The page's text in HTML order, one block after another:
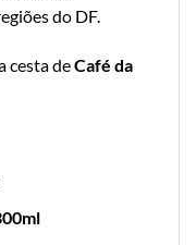
do DF.
cesta deCafé da